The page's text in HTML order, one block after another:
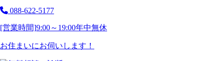
088-622-5177
[営業時間]9:00～19:00年中無休
お住まいにお伺いします！